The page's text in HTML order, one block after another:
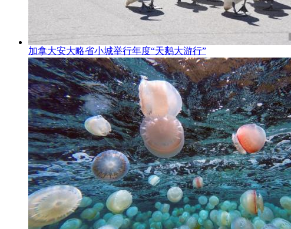
加拿大安大略省小城举行年度“天鹅大游行”